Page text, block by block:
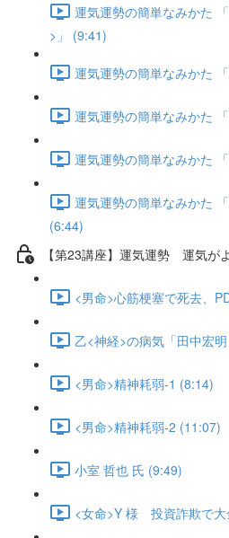
運気運勢の簡単なみかた
>」 (9:41)
運気運勢の簡単なみかた
運気運勢の簡単なみかた
運気運勢の簡単なみかた
運気運勢の簡単なみかた
(6:44)
【第23講座】運気運勢 運気が
<男命>心筋梗塞で死去、
乙<神経>の病気「田中宏
<男命>精神耗弱-1 (8:14)
<男命>精神耗弱-2 (11:07)
小室 哲也 氏 (9:49)
<女命>Y 様 投資詐欺で大